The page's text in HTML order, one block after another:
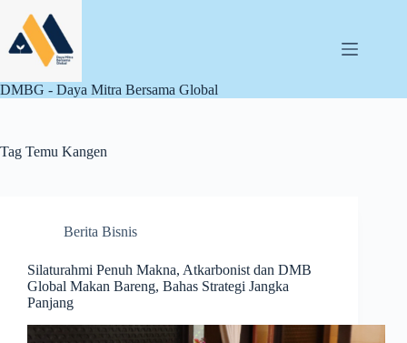
content
DMBG - Daya Mitra Bersama Global
Tag Temu Kangen
Berita Bisnis
Silaturahmi Penuh Makna, Atkarbonist dan DMB
Global Makan Bareng, Bahas Strategi Jangka
Panjang